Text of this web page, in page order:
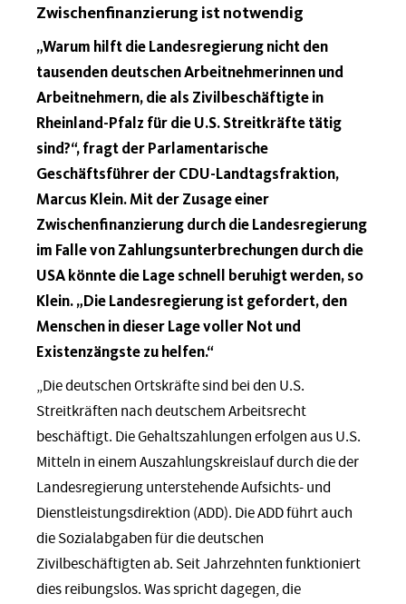
Zwischenfinanzierung ist notwendig
„Warum hilft die Landesregierung nicht den
tausenden deutschen Arbeitnehmerinnen und
Arbeitnehmern, die als Zivilbeschäftigte in
Rheinland-Pfalz für die U.S. Streitkräfte tätig
sind?“, fragt der Parlamentarische
Geschäftsführer der CDU-Landtagsfraktion,
Marcus Klein. Mit der Zusage einer
Zwischenfinanzierung durch die Landesregierung
im Falle von Zahlungsunterbrechungen durch die
USA könnte die Lage schnell beruhigt werden, so
Klein. „Die Landesregierung ist gefordert, den
Menschen in dieser Lage voller Not und
Existenzängste zu helfen.“
„Die deutschen Ortskräfte sind bei den U.S.
Streitkräften nach deutschem Arbeitsrecht
beschäftigt. Die Gehaltszahlungen erfolgen aus U.S.
Mitteln in einem Auszahlungskreislauf durch die der
Landesregierung unterstehende Aufsichts- und
Dienstleistungsdirektion (ADD). Die ADD führt auch
die Sozialabgaben für die deutschen
Zivilbeschäftigten ab. Seit Jahrzehnten funktioniert
dies reibungslos. Was spricht dagegen, die